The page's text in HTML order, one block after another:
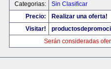
Categorias:
Sin Clasificar
Precio:
Realizar una oferta!
Visitar!
Serán consideradas